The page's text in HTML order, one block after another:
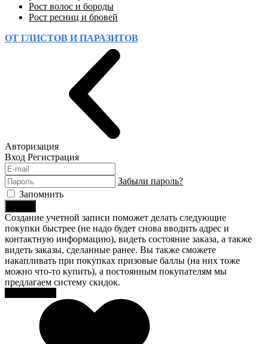
Рост волос и бороды
Рост ресниц и бровей
ОТ ГЛИСТОВ И ПАРАЗИТОВ
Авторизация
Вход Регистрация
Забыли пароль?
Запомнить
Создание учетной записи поможет делать следующие
покупки быстрее (не надо будет снова вводить адрес и
контактную информацию), видеть состояние заказа, а также
видеть заказы, сделанные ранее. Вы также сможете
накапливать при покупках призовые баллы (на них тоже
можно что-то купить), а постоянным покупателям мы
предлагаем систему скидок.